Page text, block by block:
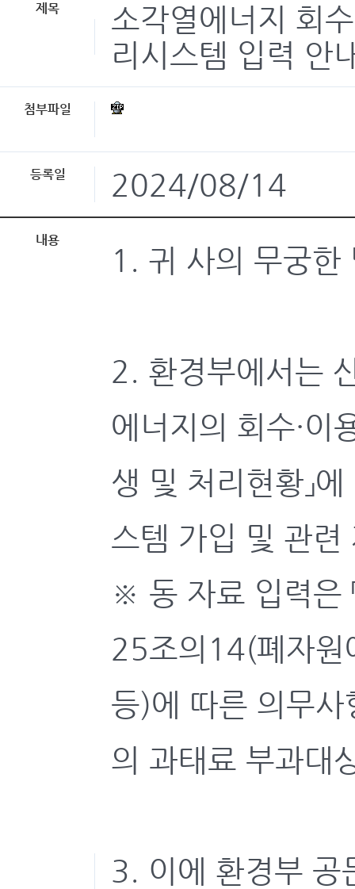
제목
소각열에너지 회
리시스템 입력 안
첨부파일
등록일 2024/08/14
내용
1. 귀 사의 무궁한
2. 환경부에서는
에너지의 회수·이
생 및 처리현황」
스템 가입 및 관
※ 동 자료 입력은
25조의14(폐자원
등)에 따른 의무
의 과태료 부과대
3. 이에 환경부 공